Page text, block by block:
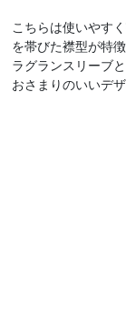
こちらは使いやす
を帯びた襟型が特
ラグランスリーブ
おさまりのいいデザ